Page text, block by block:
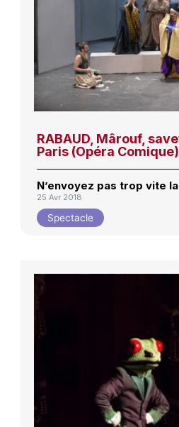
RABAUD, Mârouf,
Paris (Opéra Comique)
N’envoyez pas trop vite
25 Avr 2018
Spectacle